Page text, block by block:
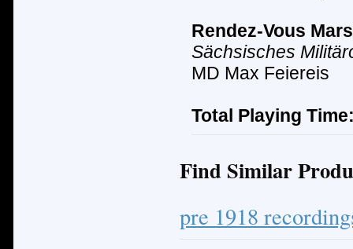
Rendez-Vous
Sächsisches Militä
MD Max Feiereis
Total Playing
Find Similar
pre 1918